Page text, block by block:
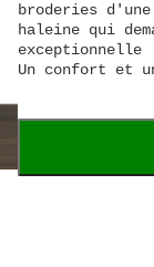
broderies
haleine qui
Un confort et